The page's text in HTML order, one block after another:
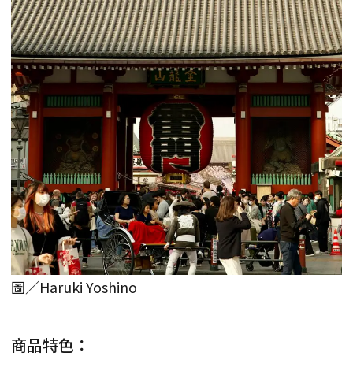
圖／Haruki Yoshino
商品特色：